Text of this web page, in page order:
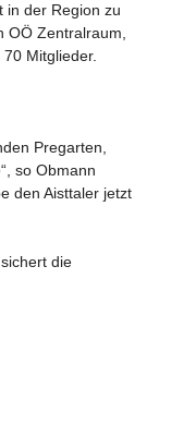
in der Region zu
OÖ Zentralraum,
Mitglieder.
Pregarten,
so Obmann
den Aisttaler jetzt
die